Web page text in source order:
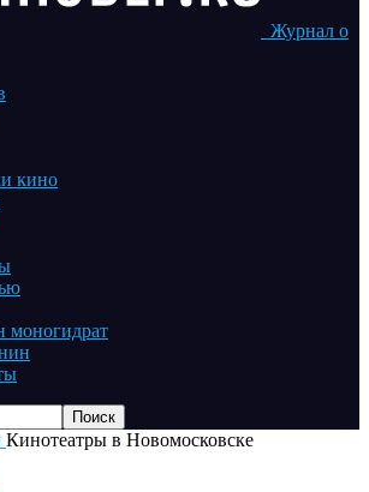
Журнал о
кино
моногидрат
Кинотеатры в Новомосковске